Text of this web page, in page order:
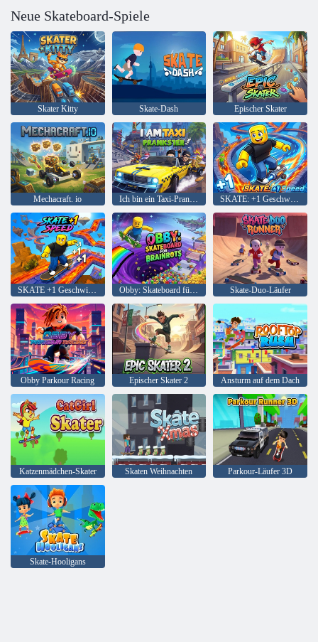
Neue Skateboard-Spiele
Skater Kitty Skate-Dash Epischer Skater
Mechacraft. io Ich bin ein Taxi-Prankster-Sim SKATE: +1 Geschwindigkeit
Skate-Duo-Läufer
Obby Parkour Racing Epischer Skater 2 Ansturm auf dem Dach
Katzenmädchen-Skater Skaten Weihnachten Parkour-Läufer 3D
Skate-Hooligans